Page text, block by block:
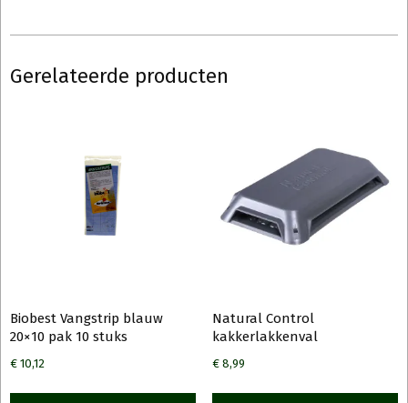
Gerelateerde producten
Biobest Vangstrip blauw
20×10 pak 10 stuks
€ 10,12
Natural Control
kakkerlakkenval
€8,99